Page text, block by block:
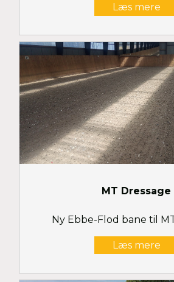
Læs mere
MT Dressage
Ny Ebbe-Flod bane til
Læs mere